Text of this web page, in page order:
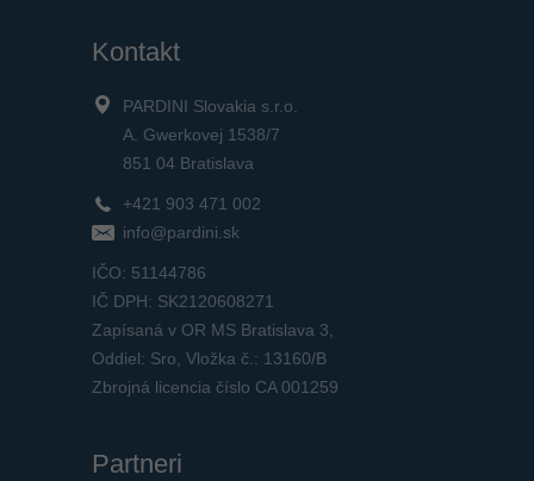
Kontakt
PARDINI Slovakia s.r.o.
A. Gwerkovej 1538/7
851 04 Bratislava
+421 903 471 002
info@pardini.sk
IČO: 51144786
IČ DPH: SK2120608271
Zapísaná v OR MS Bratislava 3,
Oddiel: Sro, Vložka č.: 13160/B
Zbrojná licencia číslo CA 001259
Partneri